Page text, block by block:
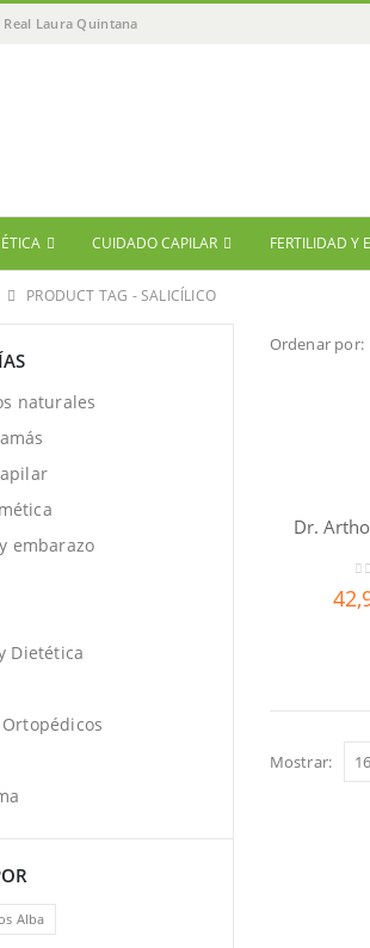
Laura Quintana
CUIDADO CAPILAR FERTILIDAD Y
PRODUCT TAG -SALICÍLICO
Ordenar por:
0
Mostrar:
naturales
embarazo
Dietética
Alba